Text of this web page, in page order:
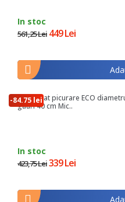
In stoc
561,25 Lei 449 Lei
-84.75 lei
Tub irigat picurare ECO
gauri 40 cm Mic..
In stoc
423,75 Lei339 Lei